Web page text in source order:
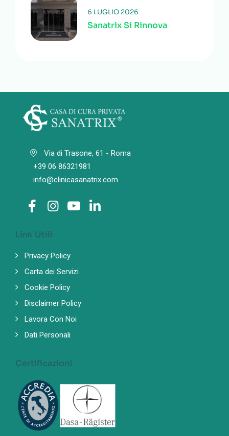
Sanatrix Si Rinnova
6 LUGLIO 2026
Via di Trasone, 61 - Roma
+39 06 86321981
info@clinicasanatrix.com
Link Utili
Privacy Policy
Carta dei Servizi
Cookie Policy
Disclaimer Policy
Lavora Con Noi
Dati Personali
Certificazioni